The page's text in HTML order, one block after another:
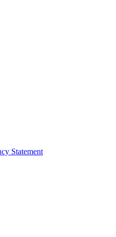
Statement